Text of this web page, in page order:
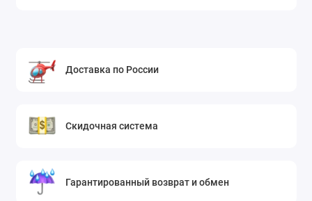
Доставка по России
Скидочная система
Гарантированный возврат и обмен